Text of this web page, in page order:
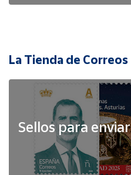
La Tienda de Correos
Sellos para enviar